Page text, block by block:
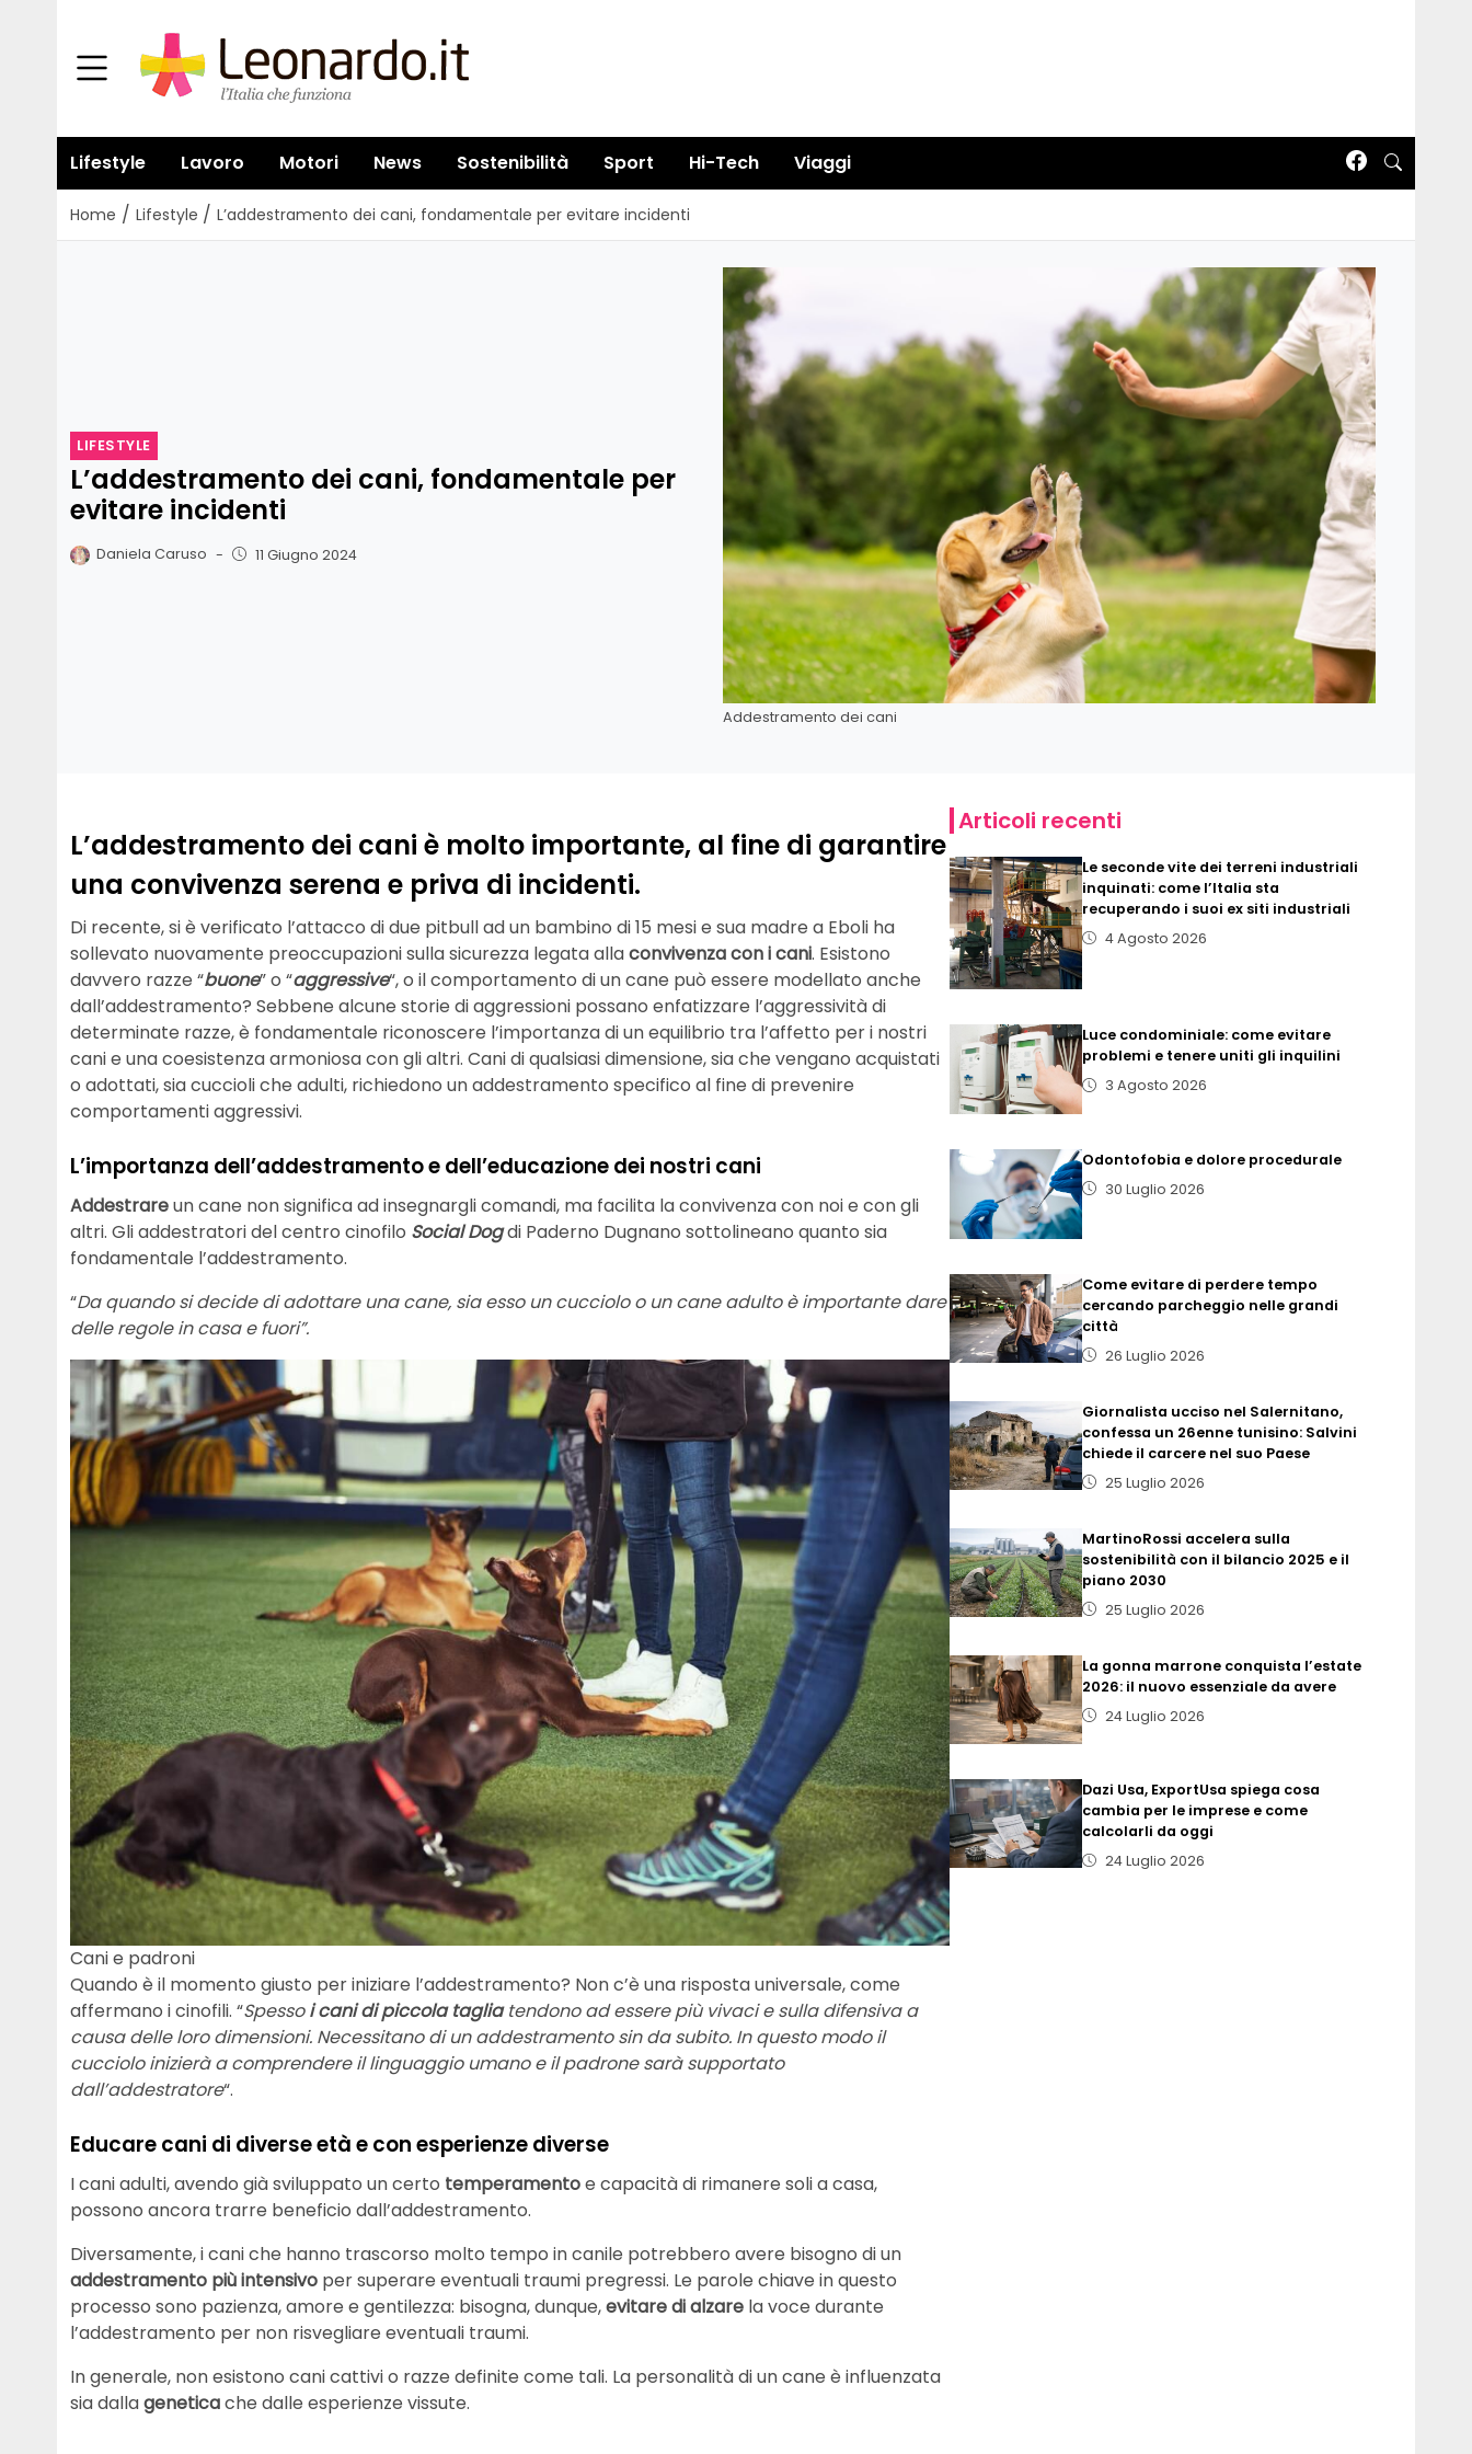
Lifestyle Lavoro Motori News Sostenibilità Sport Hi-Tech Viaggi
Home / Lifestyle / L’addestramento dei cani, fondamentale per evitare incidenti
LIFESTYLE
L’addestramento dei cani, fondamentale per
evitare incidenti
Daniela Caruso - 11 Giugno 2024
Addestramento dei cani
L’addestramento dei cani è molto importante, al fine di garantire
una convivenza serena e priva di incidenti.
Di recente, si è verificato l’attacco di due pitbull ad un bambino di 15 mesi e sua madre a Eboli ha
sollevato nuovamente preoccupazioni sulla sicurezza legata allaconvivenza con i cani. Esistono
davvero razze “buone” o “aggressive“, o il comportamento di un cane può essere modellato anche
dall’addestramento? Sebbene alcune storie di aggressioni possano enfatizzare l’aggressività di
determinate razze, è fondamentale riconoscere l’importanza di un equilibrio tra l’affetto per i nostri
cani e una coesistenza armoniosa con gli altri. Cani di qualsiasi dimensione, sia che vengano acquistati
o adottati, sia cuccioli che adulti, richiedono un addestramento specifico al fine di prevenire
comportamenti aggressivi.
L’importanza dell’addestramento e dell’educazione dei nostri cani
Addestrareun cane non significa ad insegnargli comandi, ma facilita la convivenza con noi e con gli
altri. Gli addestratori del centro cinofilo Social Dogdi Paderno Dugnano sottolineano quanto sia
fondamentale l’addestramento.
“Da quando si decide di adottare una cane, sia esso un cucciolo o un cane adulto è importante dare
delle regole in casa e fuori”.
Cani e padroni
Quando è il momento giusto per iniziare l’addestramento? Non c’è una risposta universale, come
affermano i cinofili. “Spessoi cani di piccola tagliatendono ad essere più vivaci e sulla difensiva a
causa delle loro dimensioni. Necessitano di un addestramento sin da subito. In questo modo il
cucciolo inizierà a comprendere il linguaggio umano e il padrone sarà supportato
dall’addestratore“.
Educare cani di diverse età e con esperienze diverse
I cani adulti, avendo già sviluppato un certo temperamentoe capacità di rimanere soli a casa,
possono ancora trarre beneficio dall’addestramento.
Diversamente, i cani che hanno trascorso molto tempo in canile potrebbero avere bisogno di un
addestramento più intensivo per superare eventuali traumi pregressi. Le parole chiave in questo
processo sono pazienza, amore e gentilezza: bisogna, dunque,evitare di alzare la voce durante
l’addestramento per non risvegliare eventuali traumi.
In generale, non esistono cani cattivi o razze definite come tali. La personalità di un cane è influenzata
sia dallageneticache dalle esperienze vissute.
Articoli recenti
Le seconde vite dei terreni industriali
inquinati: come l’Italia sta
recuperando i suoi ex siti industriali
4 Agosto 2026
Luce condominiale: come evitare
problemi e tenere uniti gli inquilini
3 Agosto 2026
Odontofobia e dolore procedurale
30 Luglio 2026
Come evitare di perdere tempo
cercando parcheggio nelle grandi
città
26 Luglio 2026
Giornalista ucciso nel Salernitano,
confessa un 26enne tunisino: Salvini
chiede il carcere nel suo Paese
25 Luglio 2026
MartinoRossi accelera sulla
sostenibilità con il bilancio 2025 e il
piano 2030
25 Luglio 2026
La gonna marrone conquista l’estate
2026: il nuovo essenziale da avere
24 Luglio 2026
Dazi Usa, ExportUsa spiega cosa
cambia per le imprese e come
calcolarli da oggi
24 Luglio 2026